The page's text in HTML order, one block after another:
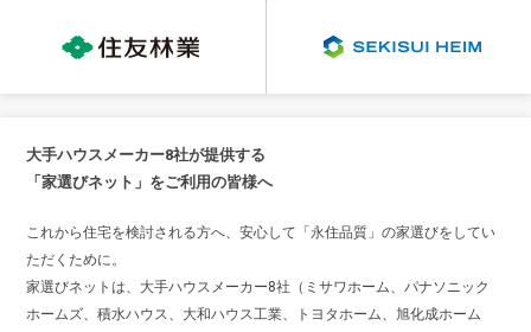
大手ハウスメーカー8社が提供する
「家選びネット」をご利用の皆様へ
これから住宅を検討される方へ、安心して「永住品質」の家選びをしてい
ただくために。
家選びネットは、大手ハウスメーカー8社（ミサワホーム、パナソニック
ホームズ、積水ハウス、大和ハウス工業、トヨタホーム、旭化成ホーム